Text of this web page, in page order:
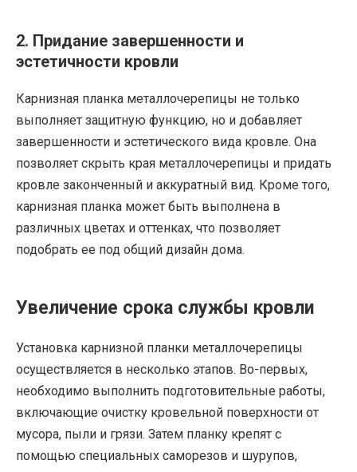
2. Придание завершенности и
эстетичности кровли
Карнизная планка металлочерепицы не только
выполняет защитную функцию, но и добавляет
завершенности и эстетического вида кровле. Она
позволяет скрыть края металлочерепицы и придать
кровле законченный и аккуратный вид. Кроме того,
карнизная планка может быть выполнена в
различных цветах и оттенках, что позволяет
подобрать ее под общий дизайн дома.
Увеличение срока службы кровли
Установка карнизной планки металлочерепицы
осуществляется в несколько этапов. Во-первых,
необходимо выполнить подготовительные работы,
включающие очистку кровельной поверхности от
мусора, пыли и грязи. Затем планку крепят с
помощью специальных саморезов и шурупов,